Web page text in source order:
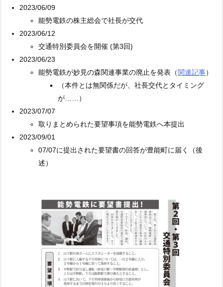
2023/06/09
能勢電鉄の株主総会で社長が交代
2023/06/12
交通特別委員会を開催 (第3回)
2023/06/23
能勢電鉄が妙見の森関連事業の廃止を発表（関連記事）
（本件とは無関係だが、社長交代とタイミング
が……）
2023/07/07
取りまとめられた要望事項を能勢電鉄へ本提出
2023/09/01
07/07に提出された要望書の回答が豊能町に届く（後
述）